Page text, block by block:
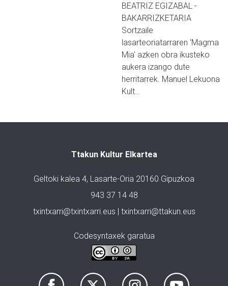
BEATRIZ EGIZABAL -
BAKARRIZKETARIA
Sortzaile
lasarteoriatarraren 'Magma
Mia' azken obra ikusteko
aukera izango dute
herritarrek. Manuel Lekuona
Kult…
Ttakun Kultur Elkartea
Geltoki kalea 4, Lasarte-Oria 20160 Gipuzkoa
943 37 14 48
txintxarri@txintxarri.eus | txintxarri@ttakun.eus
Codesyntaxek garatua